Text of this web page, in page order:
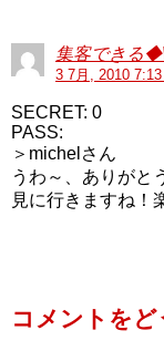
集客できる
3 7月, 2010 7:13
SECRET: 0
PASS:
＞michelさん
うわ～、ありがと
見に行きますね！
コメントをど